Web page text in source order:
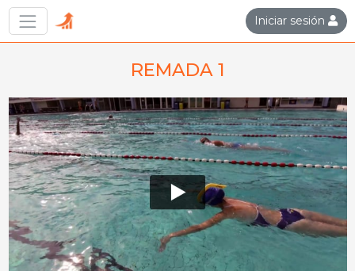
Iniciar sesión
REMADA 1